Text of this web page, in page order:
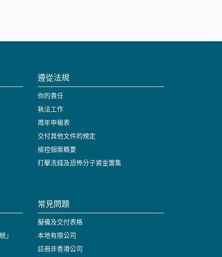
」
遵從法規
你的責任
執法工作
周年申報表
交付其他文件的規定
檢控個案概要
打擊洗錢及恐怖分子資金籌集
常見問題
擬備及交付表格
本地有限公司
註冊非香港公司